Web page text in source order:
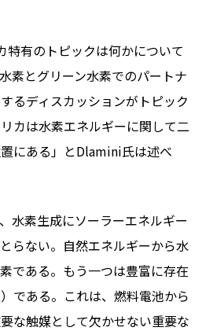
特有のトピックは何かについて
素とグリーン水素でのパートナ
るディスカッションがトピック
カは水素エネルギーに関して二
にある」とDlamini氏は述べ
水素生成にソーラーエネルギー
らない。自然エネルギーから水
である。もう一つは豊富に存在
である。これは、燃料電池から
な触媒として欠かせない重要な